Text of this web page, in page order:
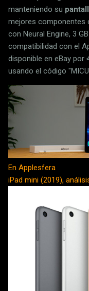
manteniendo su
mejores componentes
con Neural Engine, 3
compatibilidad con el
disponible en eBay por
usando el código
En Applesfera
iPad mini (2019),